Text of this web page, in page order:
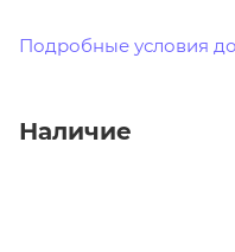
Подробные условия
Наличие